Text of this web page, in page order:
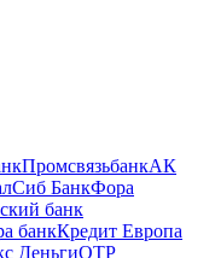
ПромсвязьбанкАК
БанкФора
банк
банкКредит Европа
ДеньгиOTP